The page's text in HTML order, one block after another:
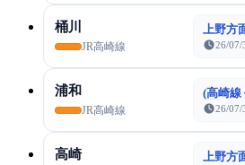
桶川
JR高崎線
上野方
26/07/
浦和
JR高崎線
(高崎線
26/07/
高崎 上野方